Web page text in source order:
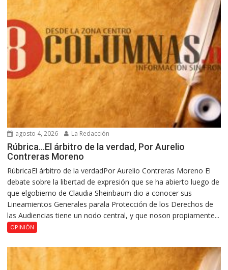
agosto 4, 2026 La Redacción
Rúbrica…El árbitro de la verdad, Por Aurelio
Contreras Moreno
RúbricaEl árbitro de la verdadPor Aurelio Contreras Moreno El
debate sobre la libertad de expresión que se ha abierto luego de
que elgobierno de Claudia Sheinbaum dio a conocer sus
Lineamientos Generales parala Protección de los Derechos de
las Audiencias tiene un nodo central, y que noson propiamente...
OPINIÓN